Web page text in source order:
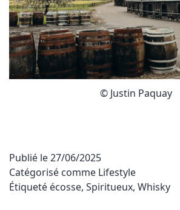
© Justin Paquay
Publié le27/06/2025
Catégorisé comme Lifestyle
Étiqueté écosse, Spiritueux, Whisky